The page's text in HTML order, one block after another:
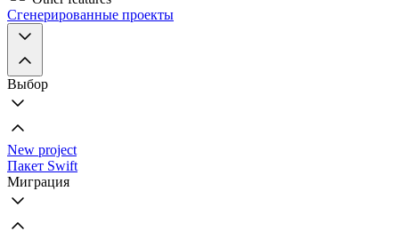
Сгенерированные проекты
Выбор
New project
Пакет Swift
Миграция